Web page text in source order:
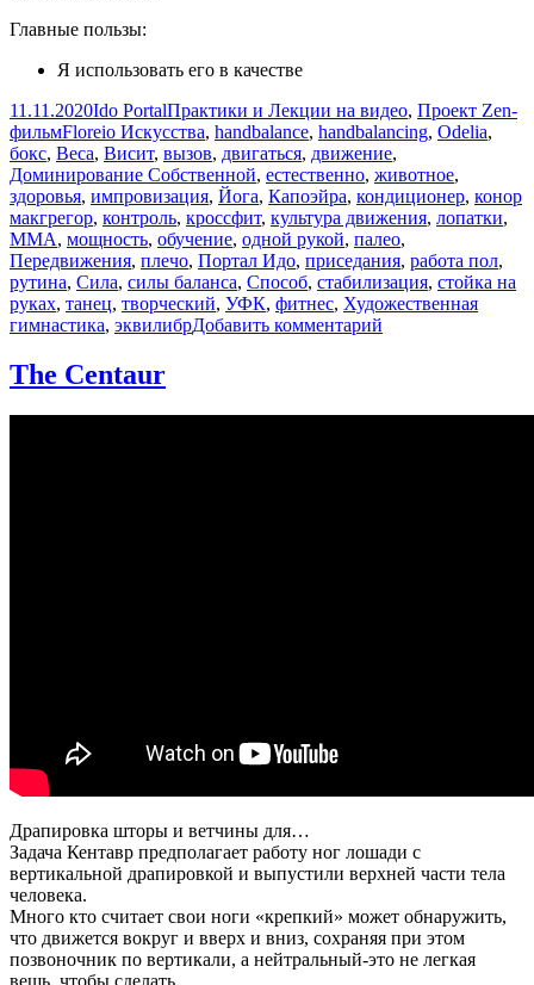
Главные пользы:
Я использовать его в качестве
Опубликовано
11.11.2020Автор
Ido PortalРубрики
Практики и Лекции на видео, Проект Zen-
фильмМетки
Floreio Искусства, handbalance, handbalancing, Odelia,
бокс, Веса, Висит, вызов, двигаться, движение,
Доминирование Собственной, естественно, животное,
здоровья, импровизация, Йога, Капоэйра, кондиционер, конор
макгрегор, контроль, кроссфит, культура движения, лопатки,
ММА, мощность, обучение, одной рукой, палео,
Передвижения, плечо, Портал Идо, приседания, работа пол,
рутина, Сила, силы баланса, Способ, стабилизация, стойка на
руках, танец, творческий, УФК, фитнес, Художественная
гимнастика, эквилибрДобавить комментарий
The Centaur
Драпировка шторы и ветчины для…
Задача Кентавр предполагает работу ног лошади с
вертикальной драпировкой и выпустили верхней части тела
человека.
Много кто считает свои ноги «крепкий» может обнаружить,
что движется вокруг и вверх и вниз, сохраняя при этом
позвоночник по вертикали, а нейтральный-это не легкая